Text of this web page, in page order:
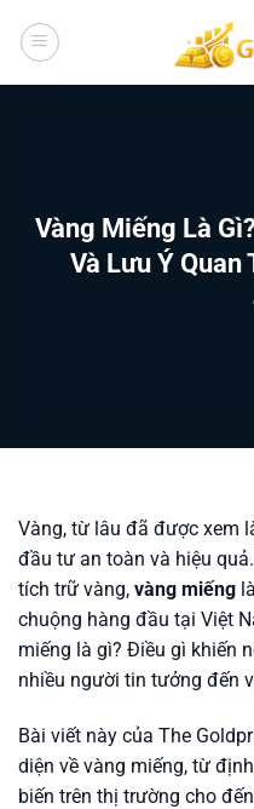
qua
Vàng Miếng Là
Và Lưu Ý
Vàng, từ lâu đã được xem
đầu tư an toàn và hiệu
tích trữ vàng, vàng miếng
chuộng hàng đầu tại Việt
miếng là gì? Điều gì khiến
nhiều người tin tưởng đến
Bài viết này của The
diện về vàng miếng, từ
biến trên thị trường cho